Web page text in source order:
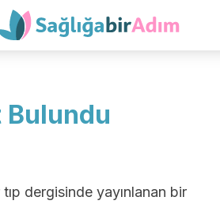
Bulundu
dergisinde yayınlanan bir